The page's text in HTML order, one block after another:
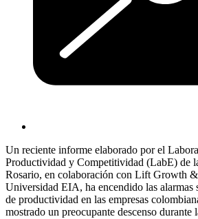
Un reciente informe elaborado por el
Productividad y Competitividad (LabE) de
Rosario, en colaboración con Lift Growth
Universidad EIA, ha encendido las alarmas
de productividad en las empresas
mostrado un preocupante descenso durante